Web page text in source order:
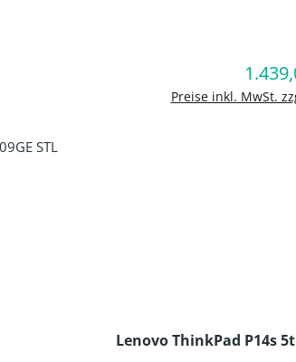
Preise inkl. MwSt.
In den
Lenovo ThinkPad P14s